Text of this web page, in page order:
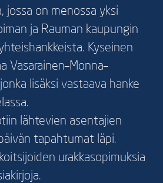
jossa on menossa yksi
ja Rauman kaupungin
Kyseinen
Vasarainen–Monna–
lisäksi vastaava hanke
lähtevien asentajien
tapahtumat läpi.
urakkasopimuksia